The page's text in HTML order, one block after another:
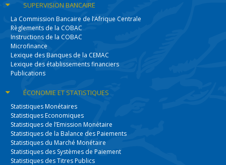
SUPERVISIONBANCAIRE
La Commission Bancaire de l’Afrique Centrale
Règlements de la COBAC
Instructions de la COBAC
Microfinance
Lexique des Banques de la CEMAC
Lexique des établissements financiers
Publications
ÉCONOMIEET STATISTIQUES
Statistiques Monétaires
Statistiques Economiques
Statistiques de l’Emission Monétaire
Statistiques de la Balance des Paiements
Statistiques du Marché Monétaire
Statistiques des Systèmes de Paiement
Statistiques des Titres Publics